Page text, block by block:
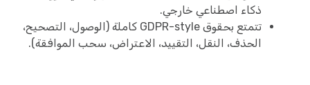
ذكاء اصطناعي خارجي.
تتمتع بحقوق GDPR-style كاملة (الوصول، التصحيح،
الحذف، النقل، التقييد، الاعتراض، سحب الموافقة).